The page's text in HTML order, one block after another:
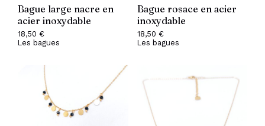
Bague large nacre en
acier inoxydable
18,50 €
Les bagues
Bague rosace en acier
inoxydable
18,50 €
Les bagues